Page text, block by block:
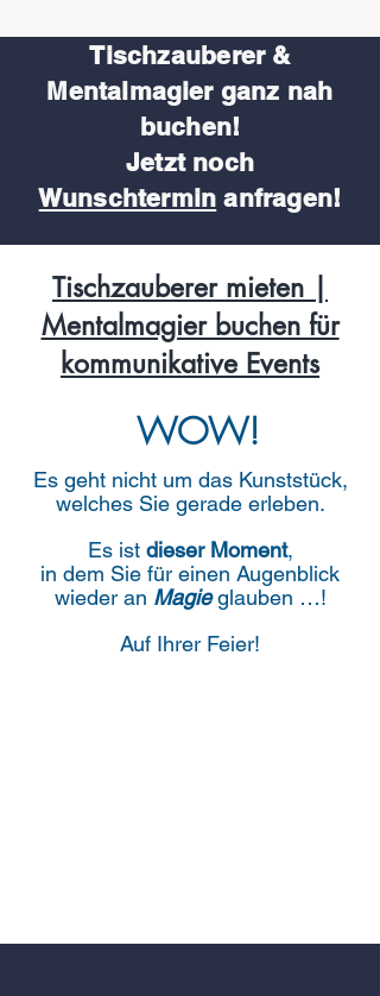
Tischzauberer &
Mentalmagier ganz nah
buchen!
Jetzt noch
Wunschtermin anfragen!
Tischzauberer mieten |
Mentalmagier buchen für
kommunikative Events
WOW!
Es geht nicht um das Kunststück,
welches Sie gerade erleben.
Es ist dieser Moment,
in dem Sie für einen Augenblick
wieder an Magieglauben …!
Auf Ihrer Feier!